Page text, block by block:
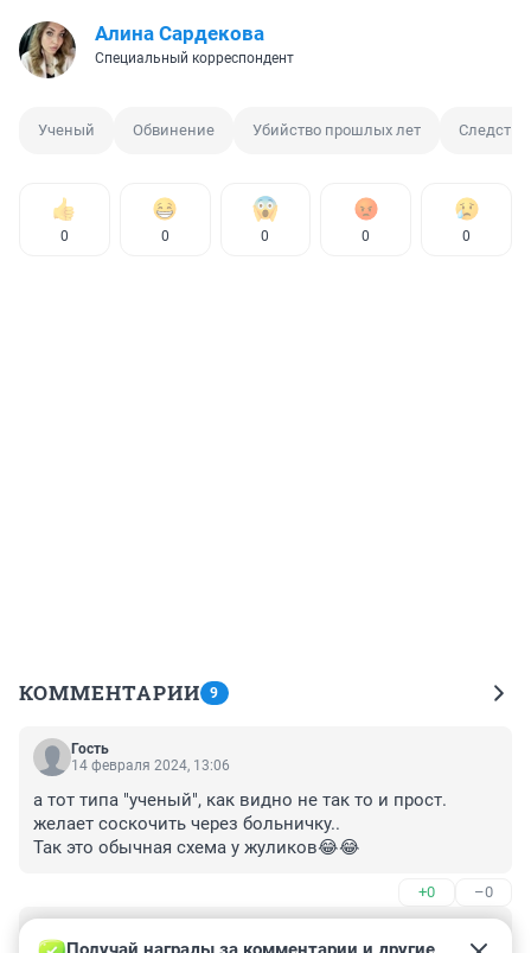
Алина Сардекова
Специальный корреспондент
Ученый Обвинение Убийство прошлых лет
0 0 0 0 0
КОММЕНТАРИИ 9
Гость
14 февраля 2024, 13:06
а тот типа "ученый", как видно не так то и прост.
желает соскочить через больничку..
Так это обычная схема у жуликов😂😂
+0 –0
14 февраля 2024, 06:13